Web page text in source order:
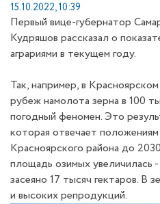
15.10.2022, 10:39
Первый вице-губернатор
Кудряшов рассказал о
аграриями в текущем году.
Так, например, в
рубеж намолота зерна в 100
погодный феномен. Это
которая отвечает положениям
Красноярского района до
площадь озимых увеличилась
засеяно 17 тысяч гектаров. В
и высоких репродукций.